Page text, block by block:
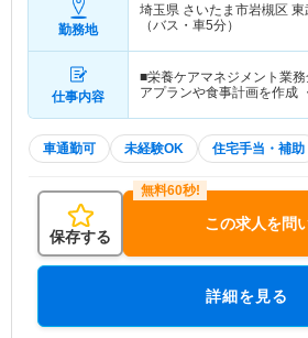
勤務地
埼玉県 さいたま市岩槻区 東
（バス・車5分）
仕事内容
■栄養ケアマネジメント業
アプランや食事計画を作成
車通勤可 未経験OK 住宅手当・補助
保存する
この求人を問
詳細を見る